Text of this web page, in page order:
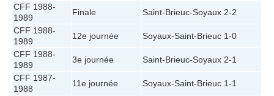
CFF 1988-
1989
Finale Saint-Brieuc-Soyaux 2-2
CFF 1988-
1989
12e journée Soyaux-Saint-Brieuc 1-0
CFF 1988-
1989
3e journée Saint-Brieuc-Soyaux 2-1
CFF 1987-
1988
11e journée Soyaux-Saint-Brieuc 1-1